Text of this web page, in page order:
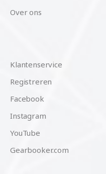
Over ons
Klantenservice
Registreren
Facebook
Instagram
YouTube
Gearbooker.com